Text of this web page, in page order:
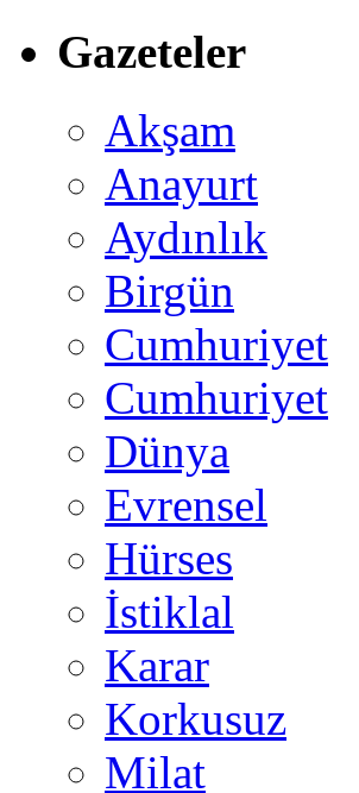
Gazeteler
Akşam
Anayurt
Aydınlık
Birgün
Cumhuriyet
Cumhuriyet
Dünya
Evrensel
Hürses
İstiklal
Karar
Korkusuz
Milat